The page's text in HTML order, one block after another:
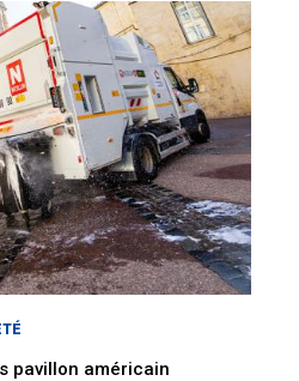
pavillon américain